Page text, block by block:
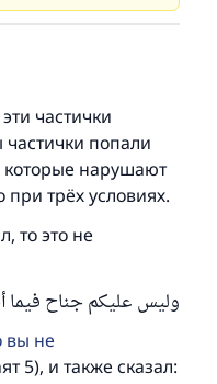
частички
частички попали
которые нарушают
при трёх условиях.
то это не
وليس عليكم جناح فيما
вы не
5), и также сказал: